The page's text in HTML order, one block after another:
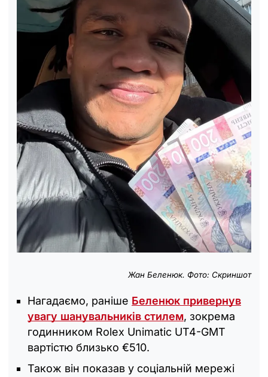
Жан Беленюк. Фото: Скриншот
Нагадаємо, раніше Беленюк привернув
увагу шанувальників стилем, зокрема
годинником Rolex Unimatic UT4-GMT
вартістю близько €510.
Також він показав у соціальній мережі